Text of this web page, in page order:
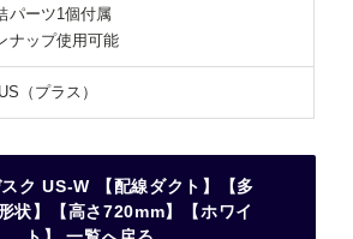
パーツ1個付属
ナップ使用可能
（プラス）
ク US-W 【配線ダクト】【多
状】【高さ720mm】【ホワイ